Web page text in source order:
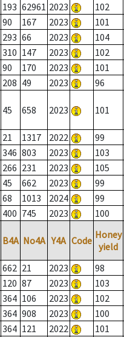
193 62961 2023 102
90 167 2023 101
293 66 2023 104
310 147 2023 102
90 170 2023 101
208 49 2023 96
45 658 2023 101
21 1317 2022 99
346 803 2023 103
266 231 2023 105
45 662 2023 99
68 1013 2024 99
400 745 2023 100
B4A No4A Y4A Code Honey
yield
662 21 2023 98
120 87 2023 103
364 106 2023 102
364 908 2023 100
364 121 2022 101